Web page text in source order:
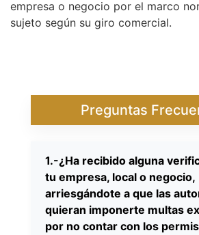
empresa o negocio por el marco
sujeto según su giro comercial.
Preguntas
1.-¿Ha recibido alguna
tu empresa, local o negocio,
arriesgándote a que las
quieran imponerte multas
por no contar con los